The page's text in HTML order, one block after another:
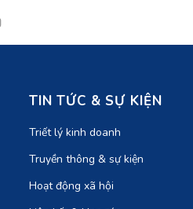
TIN TỨC & SỰ KIỆN
Triết lý kinh doanh
Truyền thông & sự kiện
Hoạt động xã hội